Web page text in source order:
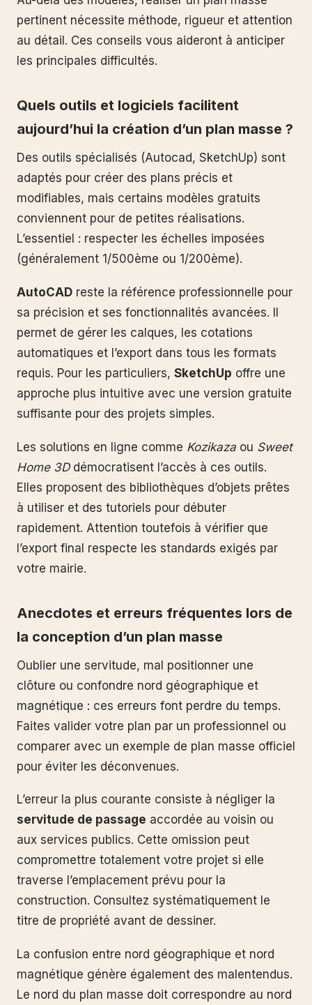
pertinent nécessite méthode, rigueur et attention
au détail. Ces conseils vous aideront à anticiper
les principales difficultés.
Quels outils et logiciels facilitent
aujourd’hui la création d’un plan masse ?
Des outils spécialisés (Autocad, SketchUp) sont
adaptés pour créer des plans précis et
modifiables, mais certains modèles gratuits
conviennent pour de petites réalisations.
L’essentiel : respecter les échelles imposées
(généralement 1/500ème ou 1/200ème).
AutoCAD reste la référence professionnelle pour
sa précision et ses fonctionnalités avancées. Il
permet de gérer les calques, les cotations
automatiques et l’export dans tous les formats
requis. Pour les particuliers, SketchUp offre une
approche plus intuitive avec une version gratuite
suffisante pour des projets simples.
Les solutions en ligne comme Kozikaza ou Sweet
Home 3Ddémocratisent l’accès à ces outils.
Elles proposent des bibliothèques d’objets prêtes
à utiliser et des tutoriels pour débuter
rapidement. Attention toutefois à vérifier que
l’export final respecte les standards exigés par
votre mairie.
Anecdotes et erreurs fréquentes lors de
la conception d’un plan masse
Oublier une servitude, mal positionner une
clôture ou confondre nord géographique et
magnétique : ces erreurs font perdre du temps.
Faites valider votre plan par un professionnel ou
comparer avec un exemple de plan masse officiel
pour éviter les déconvenues.
L’erreur la plus courante consiste à négliger la
servitude de passage accordée au voisin ou
aux services publics. Cette omission peut
compromettre totalement votre projet si elle
traverse l’emplacement prévu pour la
construction. Consultez systématiquement le
titre de propriété avant de dessiner.
La confusion entre nord géographique et nord
magnétique génère également des malentendus.
Le nord du plan masse doit correspondre au nord